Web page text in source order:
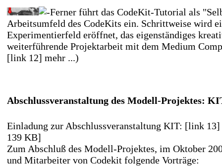
Ferner führt das CodeKit-Tutorial als
Arbeitsumfeld des CodeKits ein. Schrittweise wird
Experimentierfeld eröffnet, das eigenständiges
weiterführende Projektarbeit mit dem Medium
[link 12] mehr ...)
Abschlussveranstaltung des Modell-Projektes:
Einladung zur Abschlussveranstaltung KIT: [link 13]
139 KB]
Zum Abschluß des Modell-Projektes, im Oktober
und Mitarbeiter von Codekit folgende Vorträge: